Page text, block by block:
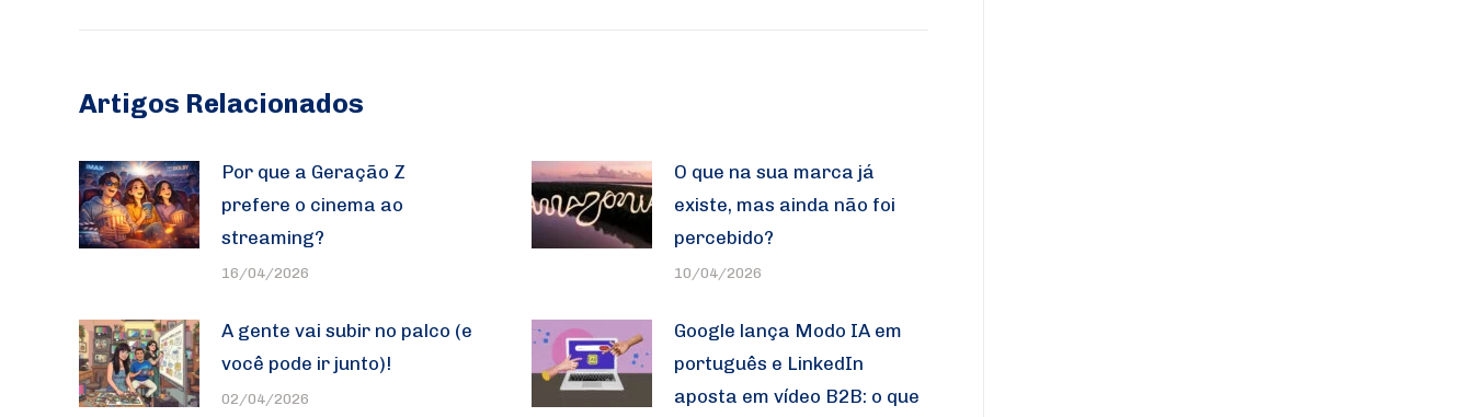
Artigos Relacionados
Por que a Geração Z
prefere o cinema ao
streaming?
16/04/2026
O que na sua marca já
existe, mas ainda não foi
percebido?
10/04/2026
A gente vai subir no palco (e
você pode ir junto)!
02/04/2026
Google lança Modo IA em
português e LinkedIn
aposta em vídeo B2B: o que